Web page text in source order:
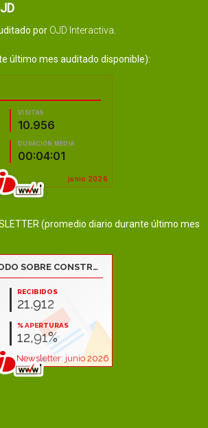
por OJD Interactiva
último mes auditado disponible):
(promedio diario durante último mes